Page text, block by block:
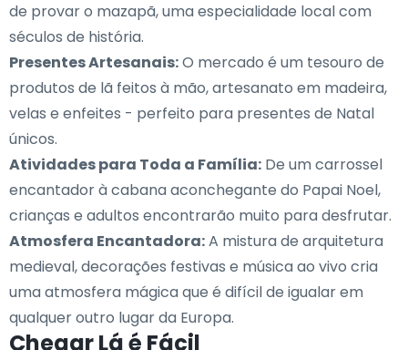
de provar o mazapã, uma especialidade local com
séculos de história.
Presentes Artesanais:O mercado é um tesouro de
produtos de lã feitos à mão, artesanato em madeira,
velas e enfeites - perfeito para presentes de Natal
únicos.
Atividades para Toda a Família: De um carrossel
encantador à cabana aconchegante do Papai Noel,
crianças e adultos encontrarão muito para desfrutar.
Atmosfera Encantadora:A mistura de arquitetura
medieval, decorações festivas e música ao vivo cria
uma atmosfera mágica que é difícil de igualar em
qualquer outro lugar da Europa.
Chegar Lá é Fácil